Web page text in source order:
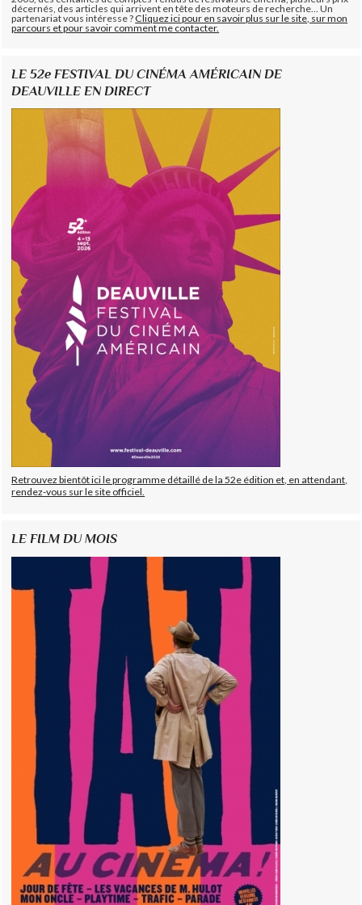
décernés, des articles qui arrivent en tête des moteurs de recherche... Un
partenariat vous intéresse ?Cliquez ici pour en savoir plus sur le site, sur mon
parcours et pour savoir comment me contacter.
LE 52e FESTIVAL DU CINÉMA AMÉRICAIN DE
DEAUVILLE EN DIRECT
Retrouvez bientôt ici le programme détaillé de la 52e édition et, en attendant,
rendez-vous sur le site officiel.
LE FILM DU MOIS